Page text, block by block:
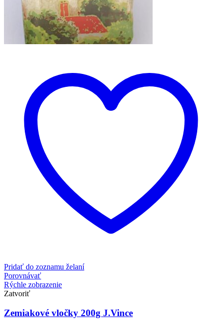
Pridať do zoznamu želaní
Porovnávať
Rýchle zobrazenie
Zatvoriť
Zemiakové vločky 200g J.Vince